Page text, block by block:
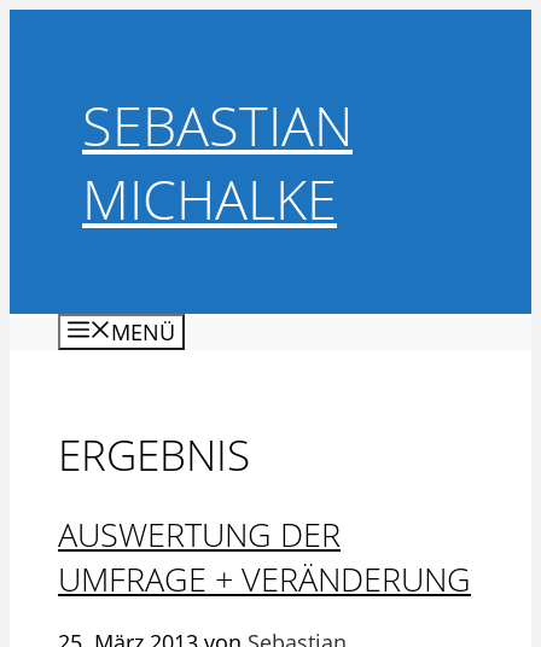
SEBASTIAN
MICHALKE
MENÜ
ERGEBNIS
AUSWERTUNG DER
UMFRAGE + VERÄNDERUNG